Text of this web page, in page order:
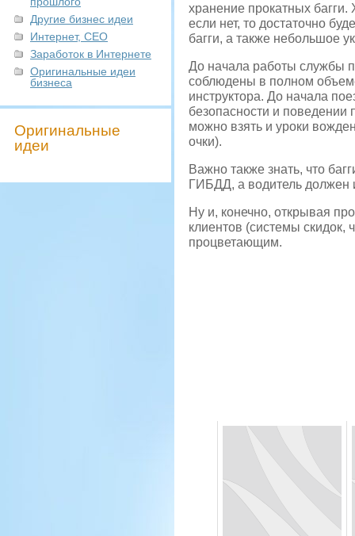
Другие бизнес идеи
Интернет, СЕО
Заработок в Интернете
Оригинальные идеи
бизнеса
Оригинальные
идеи
хранение прокатных
если нет, то достаточно
багги, а также небольшое
До начала работы службы
соблюдены в полном
инструктора. До начала
безопасности и поведении
можно взять и уроки
очки).
Важно также знать, что
ГИБДД, а водитель должен
Ну и, конечно, открывая
клиентов (системы
процветающим.